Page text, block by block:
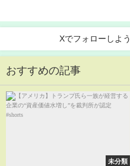
Xでフォローしよう
おすすめの記事
未分類